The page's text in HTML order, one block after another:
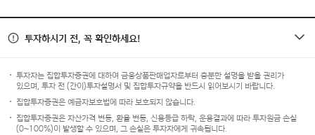
투자하시기 전, 꼭 확인하세요!
투자자는 집합투자증권에 대하여 금융상품판매업자로부터 충분한 설명을 받을 권리가
있으며, 투자 전 (간이)투자설명서 및 집합투자규약을 반드시 읽어보시기 바랍니다.
집합투자증권은 예금자보호법에 따라 보호되지 않습니다.
집합투자증권은 자산가격 변동, 환율 변동, 신용등급 하락, 운용결과에 따라 투자원금 손실
(0~100%)이 발생할 수 있으며, 그 손실은 투자자에게 귀속됩니다.